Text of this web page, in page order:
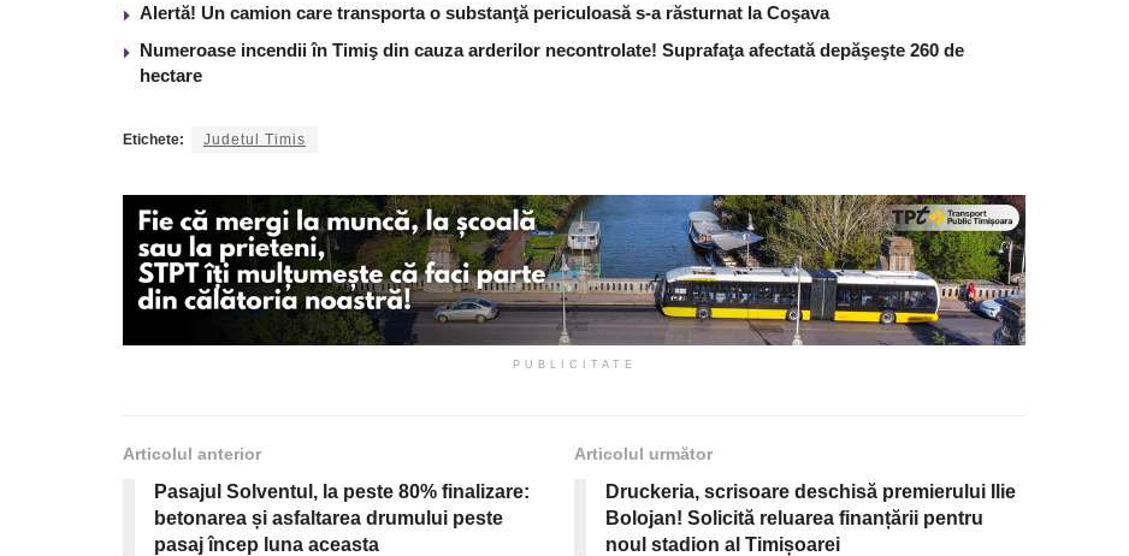
Alertă! Un camion care transporta o substanţă periculoasă s-a răsturnat la Coşava
Numeroase incendii în Timiş din cauza arderilor necontrolate! Suprafaţa afectată depăşeşte 260 de
hectare
Etichete: Judetul Timis
PUBLICITATE
Articolul anterior
Pasajul Solventul, la peste 80% finalizare:
betonarea și asfaltarea drumului peste
pasaj încep luna aceasta
Articolul următor
Druckeria, scrisoare deschisă premierului Ilie
Bolojan! Solicită reluarea finanțării pentru
noul stadion al Timișoarei